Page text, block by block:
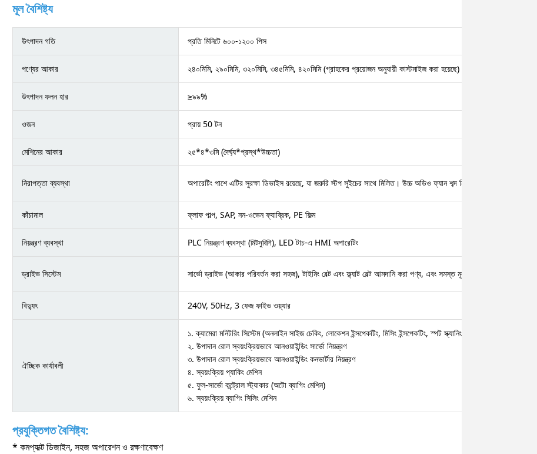
মূল বৈশিষ্ট্য
উৎপাদন গতি প্রতি মিনিটে ৬০০-১২০০ পিস
পণ্যের আকার ২৪০মিমি, ২৯০মিমি, ৩২০মিমি, ৩৪৫মিমি, ৪২০মিমি (গ্রাহকের প্রয়োজন অনুযায়ী কাস্টমাইজ করা হয়েছে)
উৎপাদন ফলন হার ≥৯৯%
ওজন প্রায় 50 টন
মেশিনের আকার ২৫*৪*৩মি (দৈর্ঘ্য*প্রস্থ*উচ্চতা)
নিরাপত্তা ব্যবস্থা অপারেটিং পাশে এটির সুরক্ষা ডিভাইস রয়েছে, যা জরুরি স্টপ সুইচের সাথে মিলিত। উচ্চ অডিও ফ্যান শব্দ নিরোধক বা সাইলেন্সার
কাঁচামাল ফ্লাফ পাল্প, SAP, নন-ওভেন ফ্যাব্রিক, PE ফিল্ম
নিয়ন্ত্রণ ব্যবস্থা PLC নিয়ন্ত্রণ ব্যবস্থা (মিটসুবিশি), LED টাচ-এ HMI অপারেটিং
ড্রাইভ সিস্টেম সার্ভো ড্রাইভ (আকার পরিবর্তন করা সহজ), টাইমিং বেল্ট এবং ফ্ল্যাট বেল্ট আমদানি করা পণ্য, এবং সমস্ত মূল অংশ, আমদানি করা
বিদ্যুৎ 240V, 50Hz, 3 ফেজ ফাইভ ওয়্যার
ঐচ্ছিক কার্যাবলী
১. ক্যামেরা মনিটরিং সিস্টেম (অনলাইন সাইজ চেকিং, লোকেশন ইন্সপেকটিং, মিসিং ইন্সপেকটিং, স্পট স্ক্যানিং ইত্যাদি নিয়ন্ত্রণ)।
২. উপাদান রোল স্বয়ংক্রিয়ভাবে আনওয়াইন্ডিং সার্ভো নিয়ন্ত্রণ
৩. উপাদান রোল স্বয়ংক্রিয়ভাবে আনওয়াইন্ডিং কনভার্টার নিয়ন্ত্রণ
৪. স্বয়ংক্রিয় প্যাকিং মেশিন
৫. ফুল-সার্ভো কন্ট্রোল স্ট্যাকার (অটো ব্যাগিং মেশিন)
৬. স্বয়ংক্রিয় ব্যাগিং সিলিং মেশিন
প্রযুক্তিগত বৈশিষ্ট্য:
* কমপ্যাক্ট ডিজাইন, সহজ অপারেশন ও রক্ষণাবেক্ষণ